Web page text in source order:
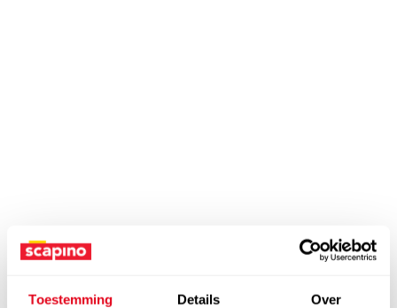
Toestemming Details Over